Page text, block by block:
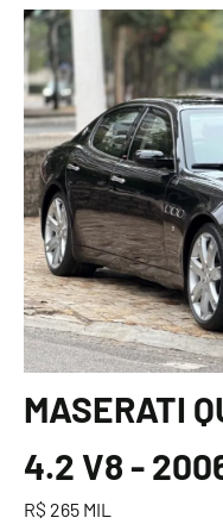
MASERATI
4.2 V8 -
R$ 265 MIL